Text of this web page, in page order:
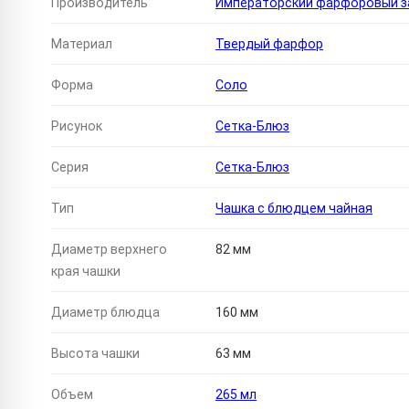
Производитель Императорский фарфоровый
Материал Твердый фарфор
Форма Соло
Рисунок Сетка-Блюз
Серия Сетка-Блюз
Тип Чашка с блюдцем чайная
Диаметр верхнего
края чашки
82 мм
Диаметр блюдца 160 мм
Высота чашки 63 мм
Объем 265 мл